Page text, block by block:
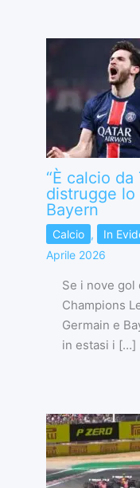
“È calcio
distrugge lo
Bayern
Calcio , In
Aprile 2026
Se i nove gol
Champions
Germain e
in estasi i […]